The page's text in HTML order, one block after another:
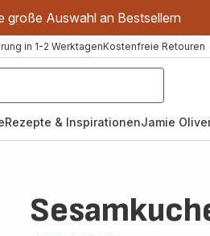
große Auswahl an Bestsellern
in 1-2 WerktagenKostenfreie Retouren
Rezepte & InspirationenJamie